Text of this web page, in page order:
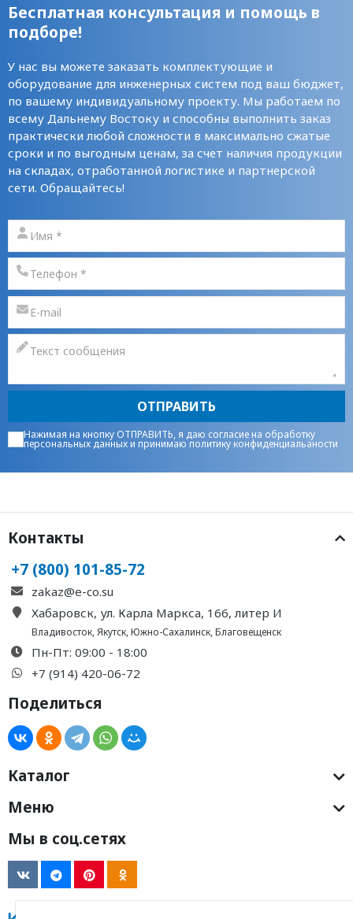
Бесплатная консультация и помощь в
подборе!
У нас вы можете заказать комплектующие и
оборудование для инженерных систем под ваш бюджет,
по вашему индивидуальному проекту. Мы работаем по
всему Дальнему Востоку и способны выполнить заказ
практически любой сложности в максимально сжатые
сроки и по выгодным ценам, за счет наличия продукции
на складах, отработанной логистике и партнерской
сети. Обращайтесь!
ОТПРАВИТЬ
Нажимая на кнопку ОТПРАВИТЬ, я даю согласие на обработку
персональных данныхи принимаюполитику конфиденциальаности
Контакты
+7 (800) 101-85-72
zakaz@e-co.su
Хабаровск, ул. Карла Маркса, 166, литер И
Владивосток,Якутск,Южно-Сахалинск,Благовещенск
Пн-Пт: 09:00 - 18:00
+7 (914) 420-06-72
Поделиться
Каталог
Меню
Мы в соц.сетях